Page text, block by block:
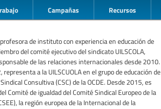
Campañas Recursos
de instituto con experiencia en educación de
del comité ejecutivo del sindicato UILSCOLA,
de las relaciones internacionales desde 2010.
representa a la UILSCUOLA en el grupo de educación de
Consultiva (CSC) de la OCDE. Desde 2015, es
Comité de igualdad del Comité Sindical Europeo de la
la región europea de la Internacional de la